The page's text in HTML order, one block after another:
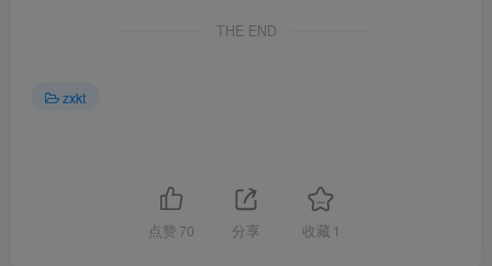
THE END
zxkt
点赞 70 分享 收藏 1